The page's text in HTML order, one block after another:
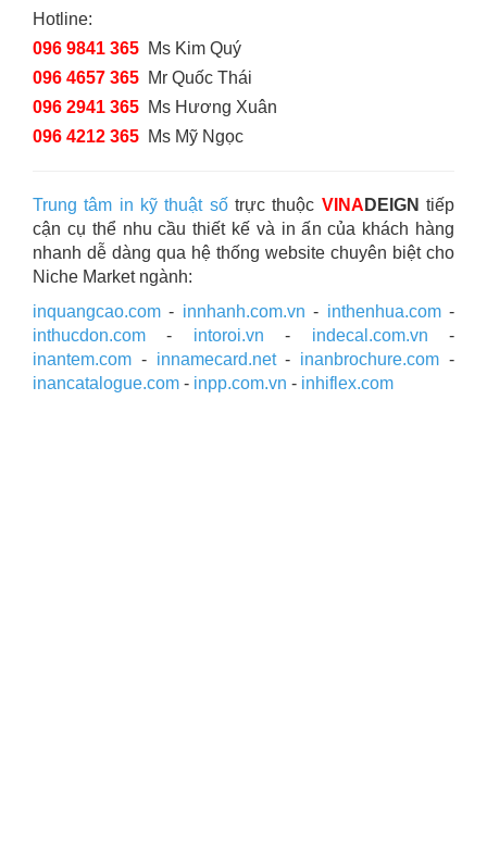
Hotline:
096 9841 365 Ms Kim Quý
096 4657 365 Mr Quốc Thái
096 2941 365 Ms Hương Xuân
096 4212 365 Ms Mỹ Ngọc
Trung tâm in kỹ thuật sốtrực thuộc VINA DEIGN tiếp
cận cụ thể nhu cầu thiết kế và in ấn của khách hàng
nhanh dễ dàng qua hệ thống website chuyên biệt cho
Niche Market ngành:
inquangcao.com - innhanh.com.vn - inthenhua.com-
inthucdon.com - intoroi.vn - indecal.com.vn -
inantem.com - innamecard.net- inanbrochure.com -
inancatalogue.com - inpp.com.vn - inhiflex.com